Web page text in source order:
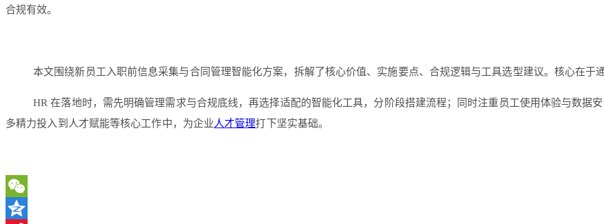
合规有效。
本文围绕新员工入职前信息采集与合同管理智能化方案，拆解了核心价值、实施要点、合规逻辑与工具选型建议。核心在于
HR 在落地时，需先明确管理需求与合规底线，再选择适配的智能化工具，分阶段搭建流程；同时注重员工使用体验与数据
多精力投入到人才赋能等核心工作中，为企业人才管理打下坚实基础。
WeChat